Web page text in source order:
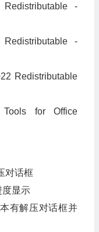
-
-
Redistributable
for Office
对话框
度显示
有解压对话框并